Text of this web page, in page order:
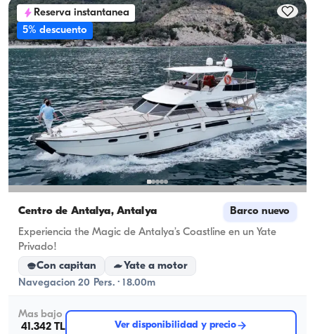
Reserva instantanea
5% descuento
Centro de Antalya, Antalya Barco nuevo
Experiencia the Magic de Antalya’s Coastline en un Yate
Privado!
Con capitan
Yate a motor
Navegacion 20 Pers. · 18.00m
Mas bajo
41.342 TL
Ver disponibilidad y precio